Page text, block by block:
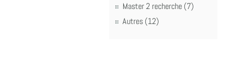
Master 2 recherche (7)
Autres (12)